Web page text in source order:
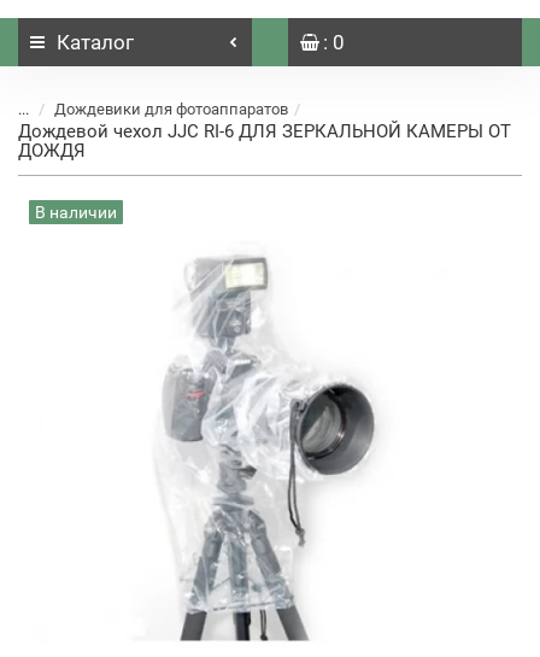
Каталог : 0
... Дождевики для фотоаппаратов
Дождевой чехол JJC RI-6 ДЛЯ ЗЕРКАЛЬНОЙ КАМЕРЫ ОТ
ДОЖДЯ
В наличии